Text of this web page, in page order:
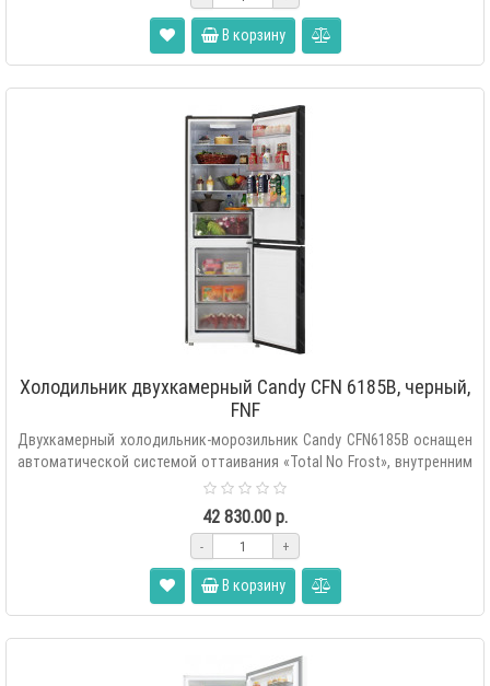
В корзину
Холодильник двухкамерный Candy CFN 6185B, черный,
FNF
Двухкамерный холодильник-морозильник Candy CFN6185B оснащен
автоматической системой оттаивания «Total No Frost», внутренним
42 830.00 р.
- +
В корзину